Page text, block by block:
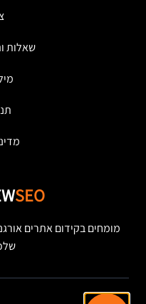
שאלות
SEO
מומחים בקידום אתרים